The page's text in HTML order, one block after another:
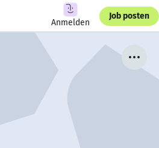
Anmelden
Job posten